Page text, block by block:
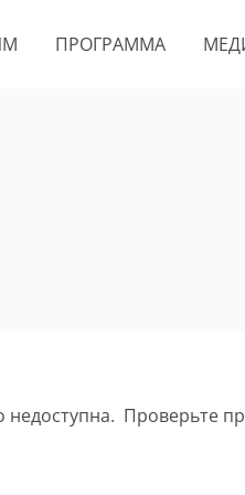
ПРОГРАММА
Проверьте